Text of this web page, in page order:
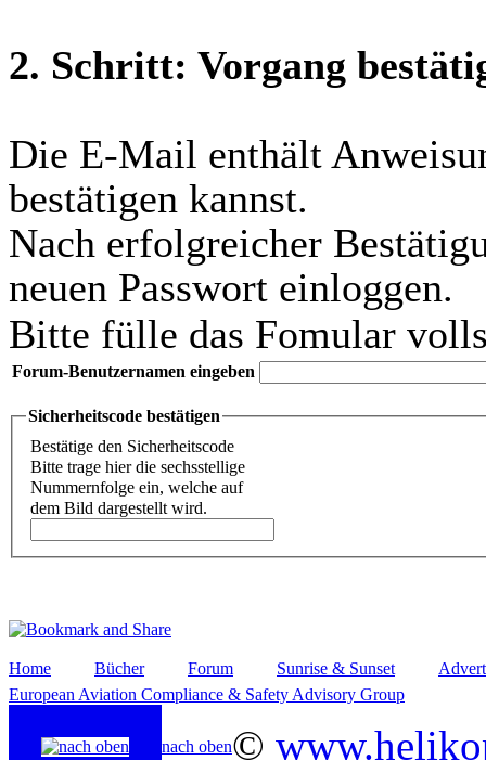
2. Schritt: Vorgang
Die E-Mail enthält
bestätigen kannst.
Nach erfolgreicher
neuen Passwort einloggen.
Bitte fülle das Fomular
Forum-Benutzernamen eingeben
Sicherheitscode bestätigen
Bestätige den Sicherheitscode
Bitte trage hier die sechsstellige
Nummernfolge ein, welche auf
dem Bild dargestellt wird.
Home Bücher Forum Sunrise & Sunset
European Aviation Compliance & Safety Advisory Group
nach oben©